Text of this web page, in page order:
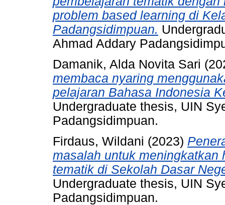
problem based learning di
Padangsidimpuan.
Ahmad Addary
Damanik, Alda Novita Sari
membaca nyaring
pelajaran Bahasa Indonesia
Undergraduate thesis, UIN
Padangsidimpuan.
Firdaus, Wildani (2023)
masalah untuk meningkatkan
tematik di Sekolah Dasar
Undergraduate thesis, UIN
Padangsidimpuan.